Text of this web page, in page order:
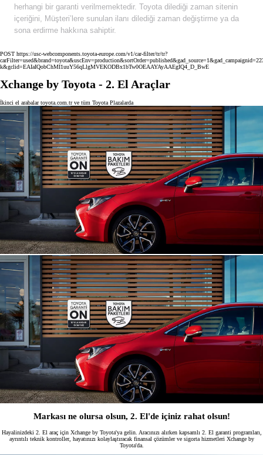
herhangi bir garanti verilmemektedir. Toyota dilediği zaman sitenin
içeriğini, Müşteri’lere sunulan ilanı dilediği zaman değiştirme ya da
sona erdirme hakkına sahiptir.
POST https://usc-webcomponents.toyota-europe.com/v1/car-filter/tr/tr?
k&gclid=EAIaIQobChMI1uuY56qLlgMVEKODBx1bTw0OEAAYAyAAEgIQ4_D_BwE
Xchange by Toyota - 2. El Araçlar
İkinci el arabalar toyota.com.tr ve tüm Toyota Plazalarda
Markası ne olursa olsun, 2. El'de içiniz rahat olsun!
Hayalinizdeki 2. El araç için Xchange by Toyota'ya gelin. Aracınızı alırken kapsamlı 2. El garanti programları,
ayrıntılı teknik kontroller, hayatınızı kolaylaştıracak finansal çözümler ve sigorta hizmetleri Xchange by
Toyota'da.